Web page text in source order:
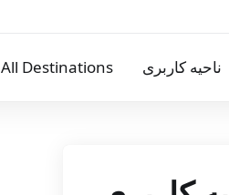
ناحیه کاربری All Destinations